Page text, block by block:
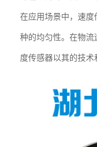
在应用场景中，速
种的均匀性。在物
度传感器以其的技术